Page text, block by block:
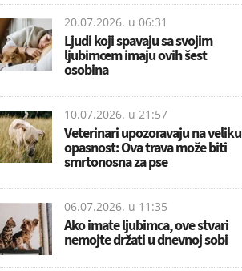
20.07.2026. u 06:31
Ljudi koji spavaju sa svojim
ljubimcem imaju ovih šest
osobina
10.07.2026. u 21:57
Veterinari upozoravaju na veliku
opasnost: Ova trava može biti
smrtonosna za pse
06.07.2026. u 11:35
Ako imate ljubimca, ove stvari
nemojte držati u dnevnoj sobi